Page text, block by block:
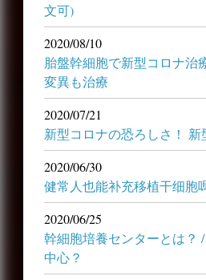
文可)
2020/08/10
胎盤幹細胞で新型コロナ
変異も治療
2020/07/21
新型コロナの恐ろしさ！
2020/06/30
健常人也能补充移植干细胞
2020/06/25
幹細胞培養センターとは？
中心？